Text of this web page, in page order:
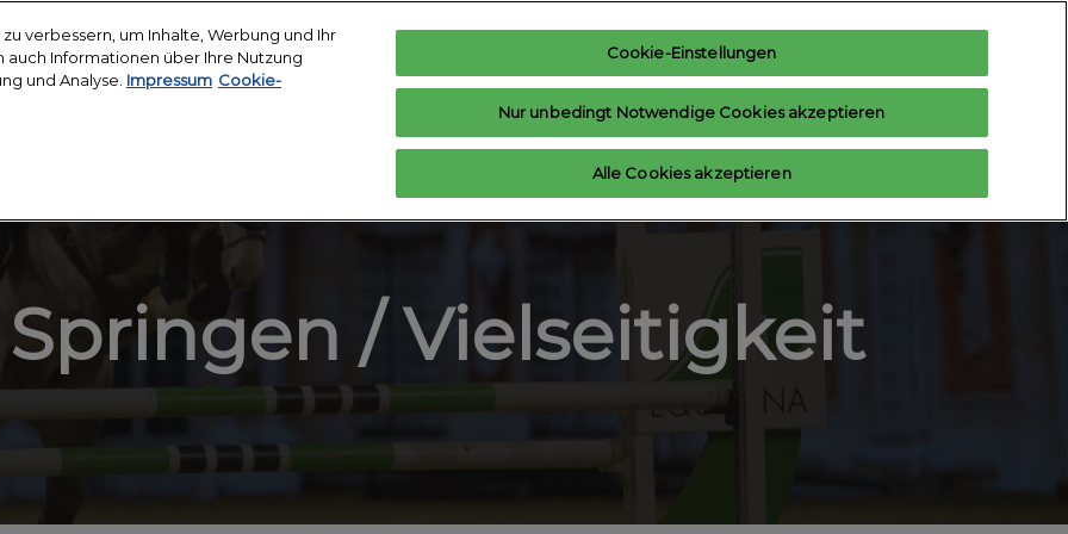
Deutsch Interesse anmelden Aussteller anfragen
&
buchen
Aussteller-Hub
Springen / Vielseitigkeit
verbessern, um Inhalte, Werbung und Ihr
auch Informationen über Ihre Nutzung
und Analyse. Impressum Cookie-
Cookie-Einstellungen
Nur unbedingt Notwendige Cookies akzeptieren
Alle Cookies akzeptieren